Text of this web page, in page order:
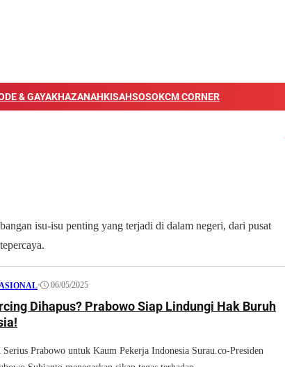
& GAYAKHAZANAHKISAHSOSOKCM CORNER
isu-isu penting yang terjadi di dalam negeri, dari pusat
• 06/05/2025
Dihapus? Prabowo Siap Lindungi Hak Buruh
Prabowo untuk Kaum Pekerja Indonesia Surau.co-Presiden